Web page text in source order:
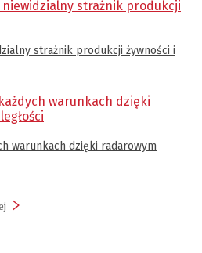
strażnik produkcji żywności i
warunkach dzięki radarowym